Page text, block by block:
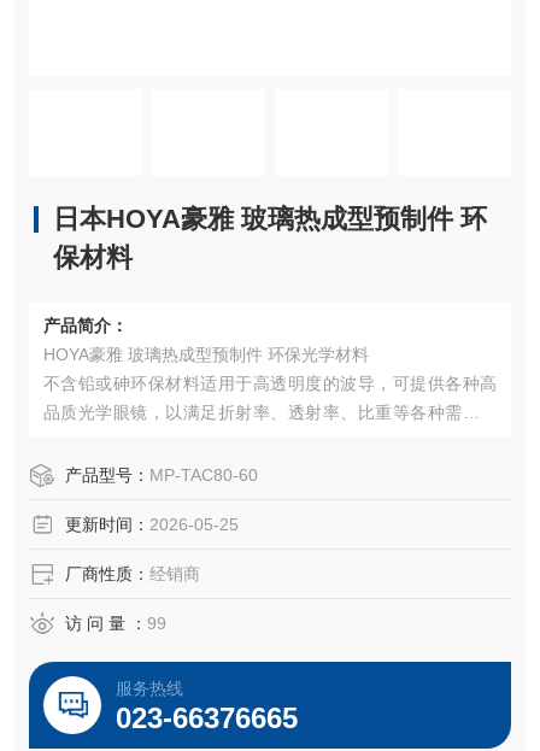
日本HOYA豪雅 玻璃热成型预制件 环
保材料
产品简介：
HOYA豪雅 玻璃热成型预制件 环保光学材料
不含铅或砷环保材料适用于高透明度的波导，可提供各种高
品质光学眼镜，以满足折射率、透射率、比重等各种需求，
产品型号： MP-TAC80-60
更新时间： 2026-05-25
厂商性质： 经销商
访 问 量 ： 99
服务热线
023-66376665